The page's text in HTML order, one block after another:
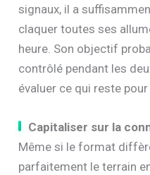
signaux, il a
claquer toutes ses
heure. Son objectif
contrôlé pendant les
évaluer ce qui reste
Capitaliser sur la
Même si le format
parfaitement le terrain